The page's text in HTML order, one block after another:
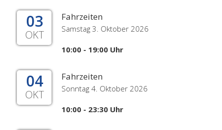
03
OKT
Fahrzeiten
Samstag 3. Oktober 2026
10:00 - 19:00 Uhr
04
OKT
Fahrzeiten
Sonntag 4. Oktober 2026
10:00 - 23:30 Uhr